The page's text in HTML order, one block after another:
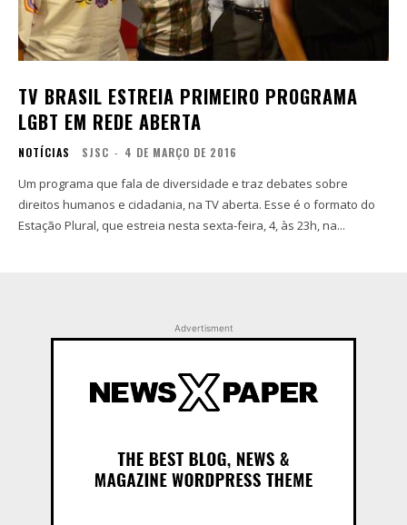
TV BRASIL ESTREIA PRIMEIRO PROGRAMA
LGBT EM REDE ABERTA
NOTÍCIAS SJSC - 4 DE MARÇO DE 2016
Um programa que fala de diversidade e traz debates sobre
direitos humanos e cidadania, na TV aberta. Esse é o formato do
Estação Plural, que estreia nesta sexta-feira, 4, às 23h, na...
Advertisment